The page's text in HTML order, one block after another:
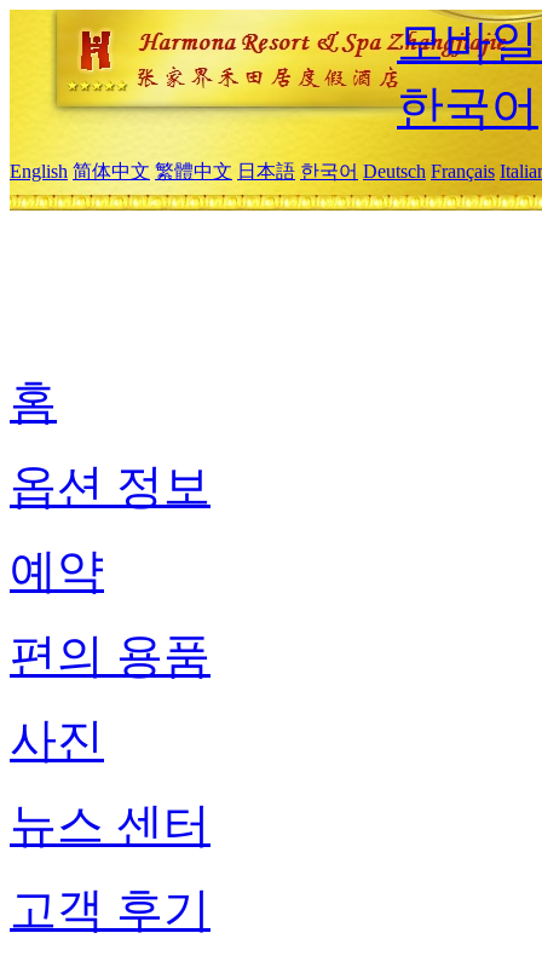
모바
한국어
English 简体中文 繁體中文 日本語 한국어 Deutsch Français
홈
옵션 정보
예약
편의 용품
사진
뉴스 센터
고객 후기